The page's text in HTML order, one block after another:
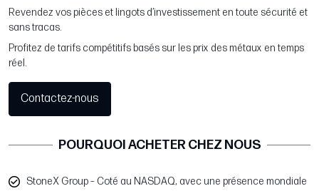
Revendez vos pièces et lingots d’investissement en toute sécurité et
sans tracas.
Profitez de tarifs compétitifs basés sur les prix des métaux en temps
réel.
Contactez-nous
POURQUOI ACHETER CHEZ NOUS
StoneX Group – Coté au NASDAQ, avec une présence mondiale